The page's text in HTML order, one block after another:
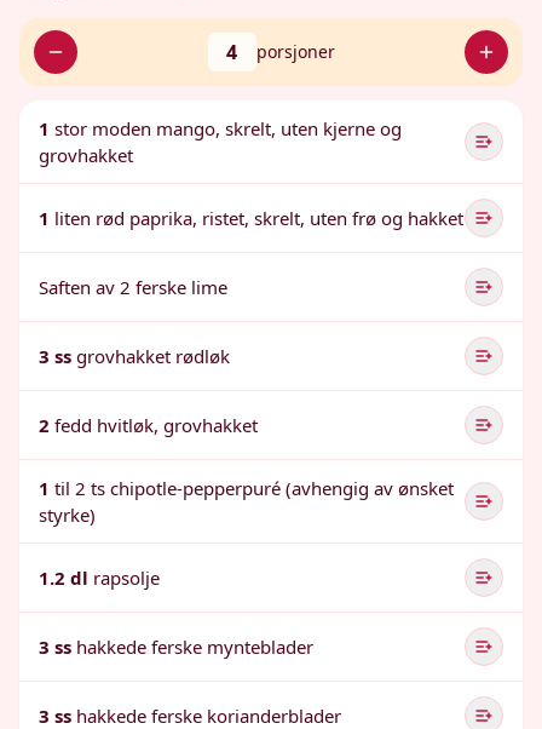
4 porsjoner
1 stor moden mango, skrelt, uten kjerne og
grovhakket
1 liten rød paprika, ristet, skrelt, uten frø og hakket
Saften av 2 ferske lime
3 ss grovhakket rødløk
2 fedd hvitløk, grovhakket
1 til 2 ts chipotle-pepperpuré (avhengig av ønsket
styrke)
1.2 dl rapsolje
3 ss hakkede ferske mynteblader
3 ss hakkede ferske korianderblader